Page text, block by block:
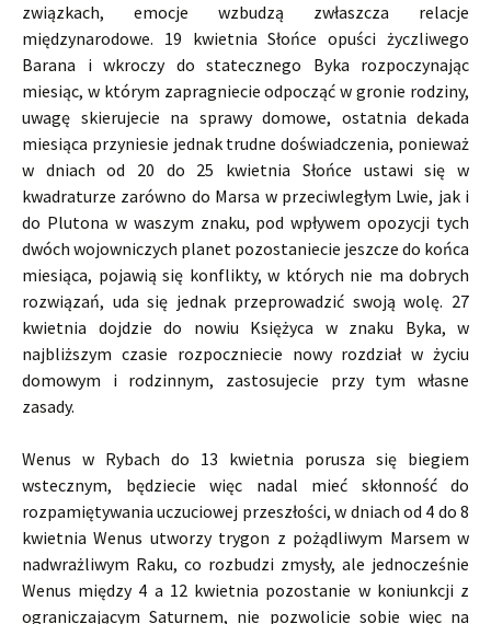
związkach, emocje wzbudzą zwłaszcza relacje
międzynarodowe. 19 kwietnia Słońce opuści życzliwego
Barana i wkroczy do statecznego Byka rozpoczynając
miesiąc, w którym zapragniecie odpocząć w gronie rodziny,
uwagę skierujecie na sprawy domowe, ostatnia dekada
miesiąca przyniesie jednak trudne doświadczenia, ponieważ
w dniach od 20 do 25 kwietnia Słońce ustawi się w
kwadraturze zarówno do Marsa w przeciwległym Lwie, jak i
do Plutona w waszym znaku, pod wpływem opozycji tych
dwóch wojowniczych planet pozostaniecie jeszcze do końca
miesiąca, pojawią się konflikty, w których nie ma dobrych
rozwiązań, uda się jednak przeprowadzić swoją wolę. 27
kwietnia dojdzie do nowiu Księżyca w znaku Byka, w
najbliższym czasie rozpoczniecie nowy rozdział w życiu
domowym i rodzinnym, zastosujecie przy tym własne
zasady.
Wenus w Rybach do 13 kwietnia porusza się biegiem
wstecznym, będziecie więc nadal mieć skłonność do
rozpamiętywania uczuciowej przeszłości, w dniach od 4 do 8
kwietnia Wenus utworzy trygon z pożądliwym Marsem w
nadwrażliwym Raku, co rozbudzi zmysły, ale jednocześnie
Wenus między 4 a 12 kwietnia pozostanie w koniunkcji z
ograniczającym Saturnem, nie pozwolicie sobie więc na